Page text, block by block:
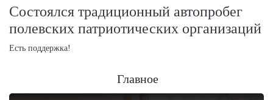
Состоялся традиционный автопробег
полевских патриотических организаций
Есть поддержка!
Главное